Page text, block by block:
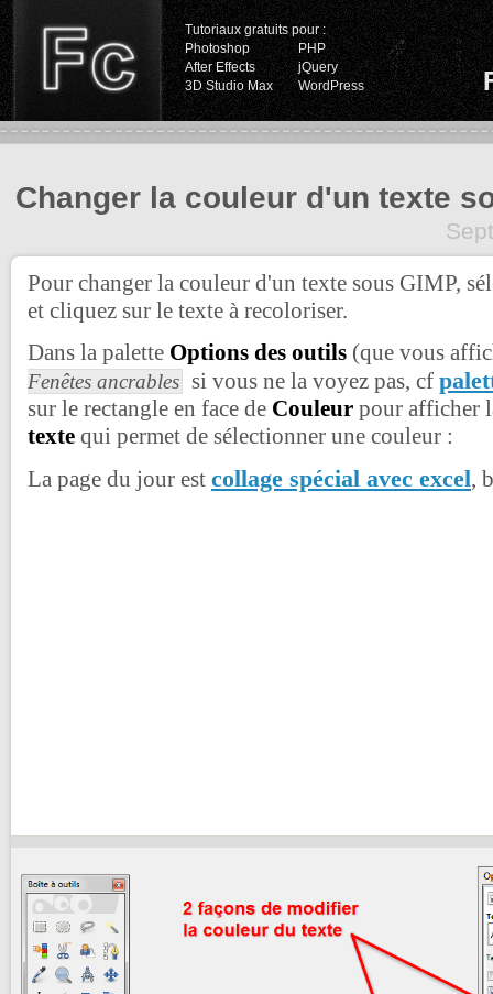
Tutoriaux gratuits pour :
Photoshop
PHP
After Effects
jQuery
3D Studio Max
WordPress
Changer la couleur d'un texte
Pour changer la couleur d'un texte sous GIMP,
et cliquez sur le texte à recoloriser.
Dans la palette Options des outils (que vous
Fenêtes ancrables si vous ne la voyez pas, cf
sur le rectangle en face de Couleur pour afficher
texte qui permet de sélectionner une couleur :
La page du jour est collage spécial avec excel,